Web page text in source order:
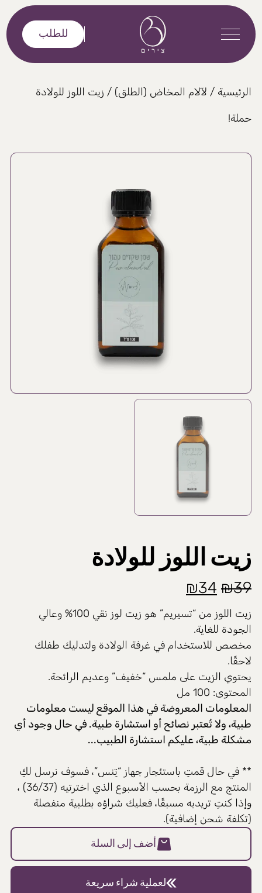
تخطى إلى المحتوى
للطلب
الرئيسية / لآلام المخاض (الطلق) / زيت اللوز للولادة
حملة!
زيت اللوز للولادة
₪39
السعر
الأصلي
هو:
₪39.
₪34
الحالي
₪34.
زيت اللوز من “تسيريم” هو زيت لوز نقي 100% وعالي
الجودة للغاية.
مخصص للاستخدام في غرفة الولادة ولتدليك طفلك
لاحقًا.
يحتوي الزيت على ملمس “خفيف” وعديم الرائحة.
المحتوى: 100 مل
المعلومات المعروضة في هذا الموقع ليست معلومات
طبية، ولا تُعتبر نصائح أو استشارة طبية. في حال وجود أي
مشكلة طبية، عليكم استشارة الطبيب...
** في حال قمتِ باستئجار جهاز “تِنس”، فسوف نرسل لكِ
المنتج مع الرزمة بحسب الأسبوع الذي اخترتيه (36/37) ،
وإذا كنتِ تريديه مسبقًا، فعليك شراؤه بطلبية منفصلة
(تكلفة شحن إضافية).
أضف إلى السلة
لعملية شراء سريعة